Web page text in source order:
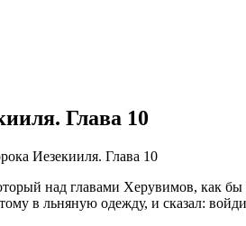
Глава 10
Иезекииля. Глава 10
над главами Херувимов, как
в льняную одежду, и сказал: